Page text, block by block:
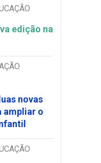
edição na
novas
ampliar o